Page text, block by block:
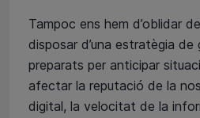
Tampoc ens hem d’oblidar
disposar d’una estratègia
preparats per anticipar
afectar la reputació de la
digital, la velocitat de la